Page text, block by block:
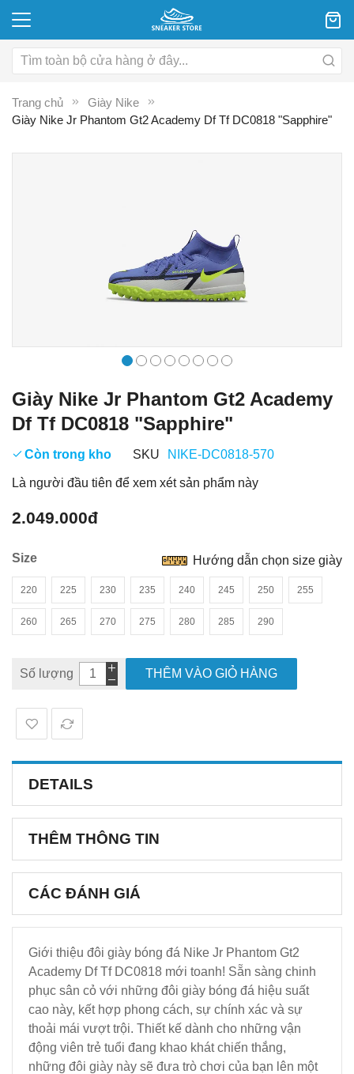
Trang chủ
Giày Nike
Giày Nike Jr Phantom Gt2 Academy Df Tf DC0818 "Sapphire"
Giày Nike Jr Phantom Gt2 Academy
Df Tf DC0818 "Sapphire"
Còn trong kho SKU NIKE-DC0818-570
Là người đầu tiên để xem xét sản phẩm này
2.049.000đ
Size
220 225 230 235 240 245 250 255
260 265 270 275 280 285 290
Hướng dẫn chọn size giày
Số lượng THÊM VÀO GIỎ HÀNG
DETAILS
THÊM THÔNG TIN
CÁC ĐÁNH GIÁ
Giới thiệu đôi giày bóng đá Nike Jr Phantom Gt2
Academy Df Tf DC0818 mới toanh! Sẵn sàng chinh
phục sân cỏ với những đôi giày bóng đá hiệu suất
cao này, kết hợp phong cách, sự chính xác và sự
thoải mái vượt trội. Thiết kế dành cho những vận
động viên trẻ tuổi đang khao khát chiến thắng,
những đôi giày này sẽ đưa trò chơi của bạn lên một